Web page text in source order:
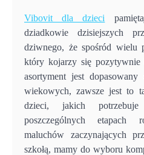
Vibovit dla dzieci
dziadkowie dzisiejszych
dziwnego, że spośród wielu
który kojarzy się pozytywnie
asortyment jest
wiekowych, zawsze jest to
dzieci, jakich
poszczególnych etapach
maluchów zaczynających
szkołą, mamy do wyboru